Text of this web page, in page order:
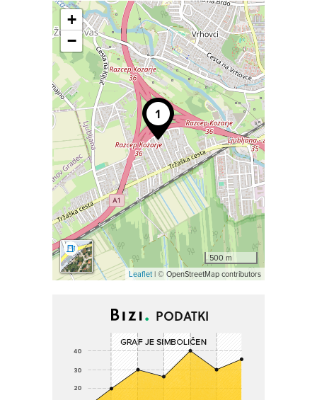
+
−
500 m
Leaflet| © OpenStreetMap contributors
PODATKI